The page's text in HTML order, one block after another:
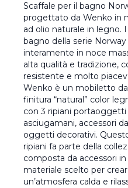
Scaffale per il bagno
progettato da Wenko in
ad olio naturale in legno.
bagno della serie
interamente in noce
alta qualità e tradizione,
resistente e molto
Wenko è un mobiletto
finitura “natural” color
con 3 ripiani
asciugamani, accessori
oggetti decorativi.
ripiani fa parte della
composta da accessori
materiale scelto per
un’atmosfera calda e